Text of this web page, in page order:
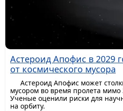
Астероид Апофис в 2029
от космического мусора
Астероид Апофис может
мусором во время пролета мимо
Ученые оценили риски для
на орбиту.